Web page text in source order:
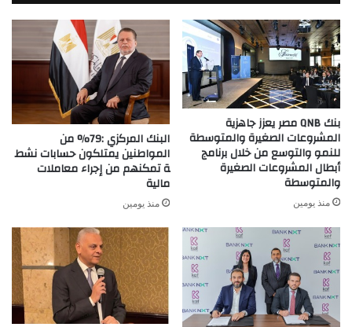
بنك QNB مصر يعزز جاهزية
المشروعات الصغيرة والمتوسطة
للنمو والتوسع من خلال برنامج
أبطال المشروعات الصغيرة
والمتوسطة
منذ يومين
البنك المركزي :79% من
المواطنين يمتلكون حسابات نشط
ة تمكنهم من إجراء معاملات
مالية
منذ يومين